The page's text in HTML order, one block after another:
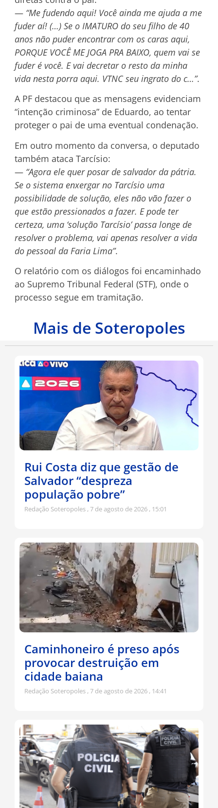
— “Me fudendo aqui! Você ainda me ajuda a me
fuder aí! (…) Se o IMATURO do seu filho de 40
anos não puder encontrar com os caras aqui,
PORQUE VOCÊ ME JOGA PRA BAIXO, quem vai se
fuder é você. E vai decretar o resto da minha
vida nesta porra aqui. VTNC seu ingrato do c…”.
A PF destacou que as mensagens evidenciam
“intenção criminosa” de Eduardo, ao tentar
proteger o pai de uma eventual condenação.
Em outro momento da conversa, o deputado
também ataca Tarcísio:
— “Agora ele quer posar de salvador da pátria.
Se o sistema enxergar no Tarcísio uma
possibilidade de solução, eles não vão fazer o
que estão pressionados a fazer. E pode ter
certeza, uma ‘solução Tarcísio’ passa longe de
resolver o problema, vai apenas resolver a vida
do pessoal da Faria Lima”.
O relatório com os diálogos foi encaminhado
ao Supremo Tribunal Federal (STF), onde o
processo segue em tramitação.
Mais de Soteropoles
Rui Costa diz que gestão de
Salvador “despreza
população pobre”
Redação Soteropoles 7 de agosto de 2026 15:01
Caminhoneiro é preso após
provocar destruição em
cidade baiana
Redação Soteropoles 7 de agosto de 2026 14:41